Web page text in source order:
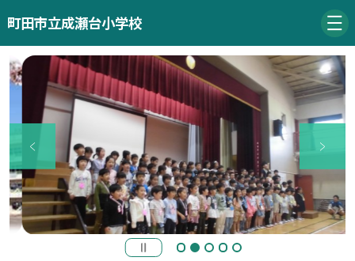
町田市立成瀬台小学校